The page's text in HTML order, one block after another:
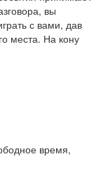
вы
с вами, дав
места. На кону
время,